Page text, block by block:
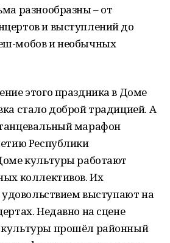
разнообразны – от
и выступлений до
мобов и необычных
этого праздника в Доме
стало доброй традицией. А
марафон
Республики
культуры работают
коллективов. Их
удовольствием выступают на
Недавно на сцене
прошёл районный